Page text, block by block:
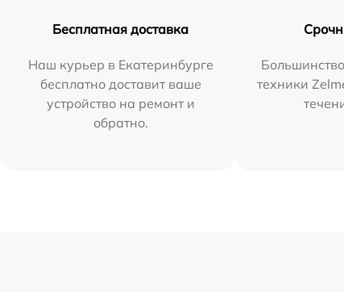
Бесплатная доставка
Наш курьер в Екатеринбурге
бесплатно доставит ваше
устройство на ремонт и
обратно.
техники